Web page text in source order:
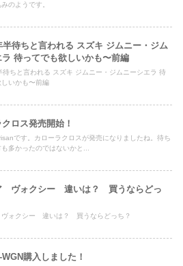
のようです。
半待ちと言われる スズキ ジムニー・ジム
ラ 待ってでも欲しいかも〜前編
待ちと言われる スズキ ジムニー・ジムニーシエラ 待
しいかも〜前編
ロス発売開始！
です。カローラクロスが発売になりましたね。待ち
多かったのではないかと...
ヴォクシー 違いは？ 買うならどっ
ォクシー 違いは？ 買うならどっち？
購入しました！